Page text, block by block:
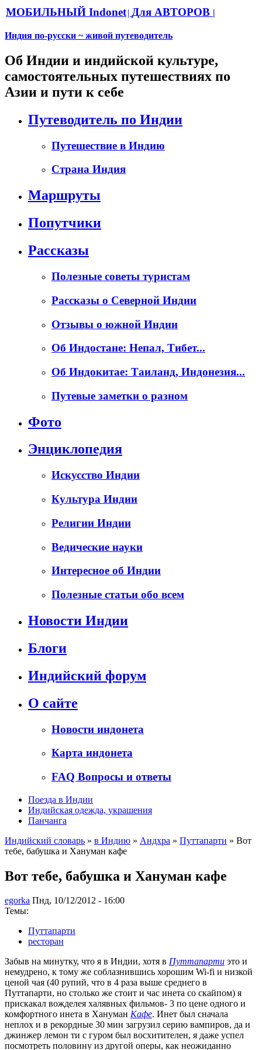
МОБИЛЬНЫЙ Indonet| Для АВТОРОВ |
Индия по-русски ~ живой путеводитель
Об Индии и индийской культуре,
самостоятельных путешествиях по
Азии и пути к себе
Путеводитель по Индии
Путешествие в Индию
Страна Индия
Маршруты
Попутчики
Рассказы
Полезные советы туристам
Рассказы о Северной Индии
Отзывы о южной Индии
Об Индостане: Непал, Тибет...
Об Индокитае: Таиланд, Индонезия...
Путевые заметки о разном
Фото
Энциклопедия
Искусство Индии
Культура Индии
Религии Индии
Ведические науки
Интересное об Индии
Полезные статьи обо всем
Новости Индии
Блоги
Индийский форум
О сайте
Новости индонета
Карта индонета
FAQ Вопросы и ответы
Поезда в Индии
Индийская одежда, украшения
Панчанга
Индийский словарь » в Индию » Андхра » Путтапарти » Вот
тебе, бабушка и Хануман кафе
Вот тебе, бабушка и Хануман кафе
egorka Пнд, 10/12/2012 - 16:00
Темы:
Путтапарти
ресторан
Забыв на минутку, что я в Индии, хотя в Путтапарти это и
немудрено, к тому же соблазнившись хорошим Wi-fi и низкой
ценой чая (40 рупий, что в 4 раза выше среднего в
Путтапарти, но столько же стоит и час инета со скайпом) я
прискакал вожделея халявных фильмов- 3 по цене одного и
комфортного инета в Хануман Кафе. Инет был сначала
неплох и в рекордные 30 мин загрузил серию вампиров, да и
джинжер лемон ти с гуром был восхитителен, я даже успел
посмотреть половину из другой оперы, как неожиданно